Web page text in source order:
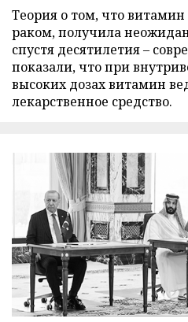
Теория о том, что витамин
раком, получила
спустя десятилетия –
показали, что при
высоких дозах витамин
лекарственное средство.